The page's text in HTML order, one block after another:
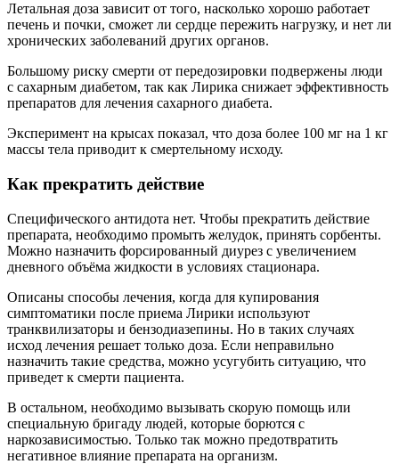
Летальная доза зависит от того, насколько хорошо работает
печень и почки, сможет ли сердце пережить нагрузку, и нет ли
хронических заболеваний других органов.
Большому риску смерти от передозировки подвержены люди
с сахарным диабетом, так как Лирика снижает эффективность
препаратов для лечения сахарного диабета.
Эксперимент на крысах показал, что доза более 100 мг на 1 кг
массы тела приводит к смертельному исходу.
Как прекратить действие
Специфического антидота нет. Чтобы прекратить действие
препарата, необходимо промыть желудок, принять сорбенты.
Можно назначить форсированный диурез с увеличением
дневного объёма жидкости в условиях стационара.
Описаны способы лечения, когда для купирования
симптоматики после приема Лирики используют
транквилизаторы и бензодиазепины. Но в таких случаях
исход лечения решает только доза. Если неправильно
назначить такие средства, можно усугубить ситуацию, что
приведет к смерти пациента.
В остальном, необходимо вызывать скорую помощь или
специальную бригаду людей, которые борются с
наркозависимостью. Только так можно предотвратить
негативное влияние препарата на организм.